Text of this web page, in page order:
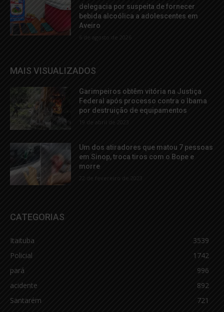
delegacia por suspeita de fornecer
bebida alcoólica a adolescentes em
Aveiro
6 de agosto de 2026
MAIS VISUALIZADOS
Garimpeiros obtêm vitória na Justiça
Federal após processo contra o Ibama
por destruição de equipamentos
19 de abril de 2023
Um dos atiradores que matou 7 pessoas
em Sinop, troca tiros com o Bope e
morre
22 de fevereiro de 2023
CATEGORIAS
Itaituba
3539
Policial
1742
pará
996
acidente
892
Santarém
721